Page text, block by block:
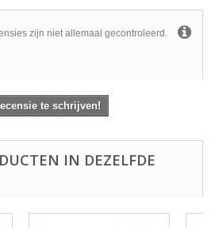
zijn niet allemaal gecontroleerd.
te schrijven!
IN DEZELFDE